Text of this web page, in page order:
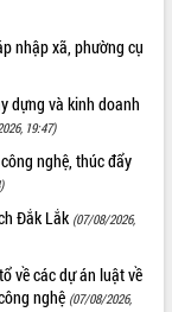
nhập xã, phường cụ
dựng và kinh doanh
19:47)
nghệ, thúc đẩy
Đắk Lắk (07/08/2026,
về các dự án luật về
nghệ (07/08/2026,